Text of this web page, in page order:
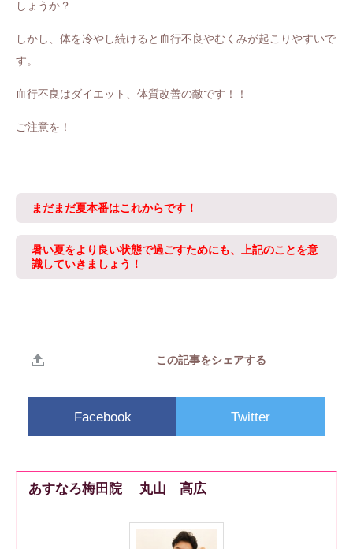
しょうか？
しかし、体を冷やし続けると血行不良やむくみが起こりやすいで
す。
血行不良はダイエット、体質改善の敵です！！
ご注意を！
まだまだ夏本番はこれからです！
暑い夏をより良い状態で過ごすためにも、上記のことを意
識していきましょう！
この記事をシェアする
Facebook Twitter
あすなろ梅田院 丸山 高広